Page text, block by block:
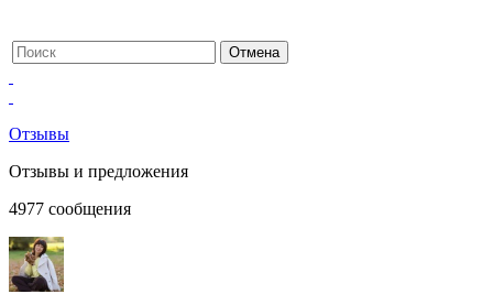
Отзывы
Отзывы и предложения
4977 сообщения